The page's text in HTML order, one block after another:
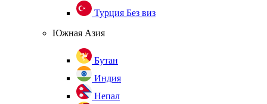
Турция Без виз
Южная Азия
Бутан
Индия
Непал